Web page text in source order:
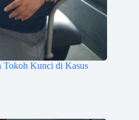
Tokoh Kunci di Kasus